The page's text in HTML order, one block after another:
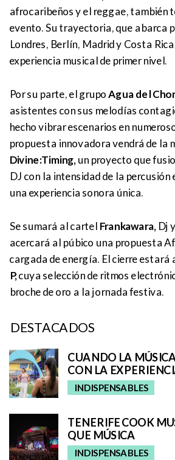
afrocaribeños y el reggae, también
evento. Su trayectoria, que abarca
Londres, Berlín, Madrid y Costa
experiencia musical de primer nivel.
Por su parte, el grupoAgua del
asistentes con sus melodías
hecho vibrar escenarios en
propuesta innovadora vendrá de la
Divine:Timing, un proyecto que
DJ con la intensidad de la percusión
una experiencia sonora única.
Se sumará al cartel Frankawara, Dj
acercará al púbico una propuesta
cargada de energía. El cierre estará
P,cuya selección de ritmos
broche de oro a la jornada festiva.
DESTACADOS
CUANDO LA
CON LA
EL UNIVERSO REMIX
GRANCA LIVE FEST
INDISPENSABLES
TENERIFE COOK
QUE MÚSICA
INDISPENSABLES